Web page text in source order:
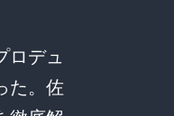
ロデュ
た。佐